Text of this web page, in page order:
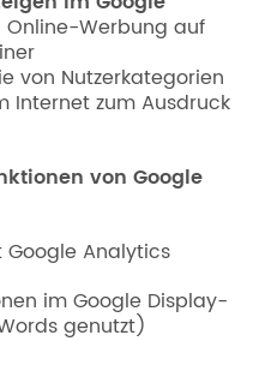
Online-Werbung auf
von Nutzerkategorien
Internet zum Ausdruck
von Google
Analytics
im Google Display-
genutzt)